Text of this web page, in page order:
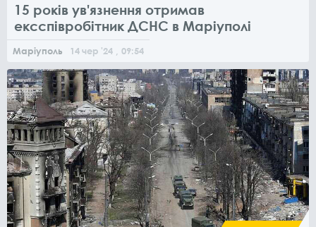
15 років ув'язнення отримав
ексспівробітник ДСНС в Маріуполі
Маріуполь 14чер '24 , 09:54